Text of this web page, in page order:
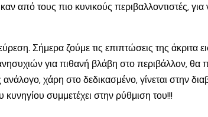
από τους πιο κυνικούς περιβαλλοντιστές,
Σήμερα ζούμε τις επιπτώσεις της άκριτα
για πιθανή βλάβη στο περιβάλλον,
χάρη στο δεδικασμένο, γίνεται στην
συμμετέχει στην ρύθμιση του!!!